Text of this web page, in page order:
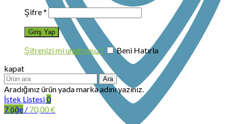
Şifre*
Şifrenizi mi unuttunuz?
Beni Hatırla
kapat
Ara
Aradığınız ürün yada marka adını yazınız.
İstek Listesi0
7öğe / 70,00€